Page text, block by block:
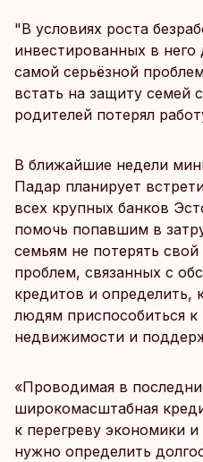
"В условиях роста
инвестированных в него
самой серьёзной
встать на защиту семей
родителей потерял
В ближайшие недели
Падар планирует
всех крупных банков
помочь попавшим в
семьям не потерять
проблем, связанных с
кредитов и определить,
людям приспособиться
недвижимости и
«Проводимая в
широкомасштабная
к перегреву экономики
нужно определить